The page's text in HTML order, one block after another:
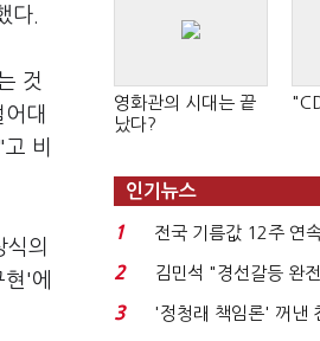
다.
것
대
비
의
'에
영화관의 시대는 끝
났다?
인기뉴스
1
전국 기름값 12주 연
발윳값 1909원...
2
김민석 "경선갈등 완
청래 "반명 공세 사...
3
'정청래 책임론' 꺼낸